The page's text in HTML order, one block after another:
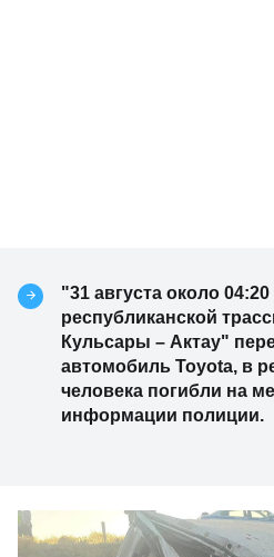
"31 августа около
республиканской
Кульсары – Актау"
автомобиль Toyota, в
человека погибли на
информации полиции.